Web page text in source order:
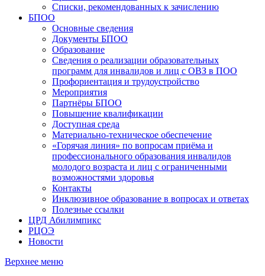
Списки, рекомендованных к зачислению
БПОО
Основные сведения
Документы БПОО
Образование
Сведения о реализации образовательных
программ для инвалидов и лиц с ОВЗ в ПОО
Профориентация и трудоустройство
Мероприятия
Партнёры БПОО
Повышение квалификации
Доступная среда
Материально-техническое обеспечение
«Горячая линия» по вопросам приёма и
профессионального образования инвалидов
молодого возраста и лиц с ограниченными
возможностями здоровья
Контакты
Инклюзивное образование в вопросах и ответах
Полезные ссылки
ЦРД Абилимпикс
РЦОЭ
Новости
Верхнее меню